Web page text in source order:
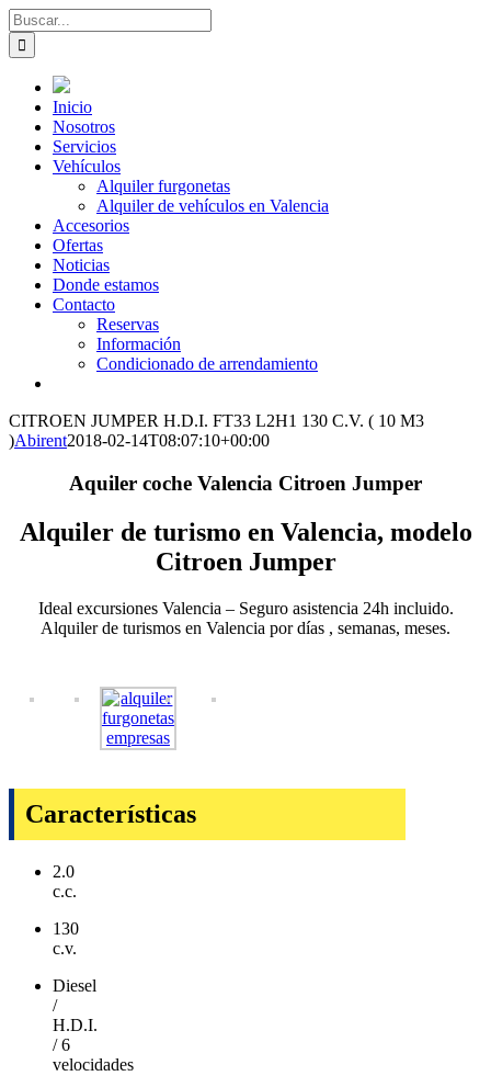
Saltar
al
contenido
Buscar:
Inicio
Nosotros
Servicios
Vehículos
Alquiler furgonetas
Alquiler de vehículos en Valencia
Accesorios
Ofertas
Noticias
Donde estamos
Contacto
Reservas
Información
Condicionado de arrendamiento
CITROEN JUMPER H.D.I. FT33 L2H1 130 C.V. ( 10 M3
)Abirent2018-02-14T08:07:10+00:00
Aquiler coche Valencia Citroen Jumper
Alquiler de turismo en Valencia, modelo
Citroen Jumper
Ideal excursiones Valencia – Seguro asistencia 24h incluido.
Alquiler de turismos en Valencia por días , semanas, meses.
Características
2.0
c.c.
130
c.v.
Diesel
/
H.D.I.
/ 6
velocidades